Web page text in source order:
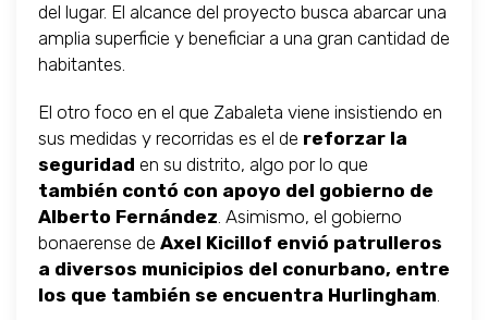
del lugar. El alcance del proyecto busca abarcar una
amplia superficie y beneficiar a una gran cantidad de
habitantes.
El otro foco en el que Zabaleta viene insistiendo en
sus medidas y recorridas es el de reforzar la
seguridad en su distrito, algo por lo que
también contó con apoyo del gobierno de
Alberto Fernández. Asimismo, el gobierno
bonaerense de Axel Kicillof envió patrulleros
a diversos municipios del conurbano, entre
los que también se encuentra Hurlingham.